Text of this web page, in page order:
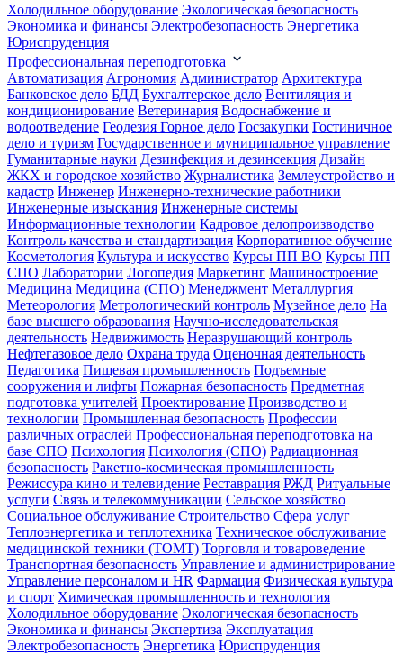
Холодильное оборудование Экологическая безопасность
Экономика и финансы Электробезопасность Энергетика
Юриспруденция
Профессиональная переподготовка
Автоматизация Агрономия Администратор Архитектура
Банковское дело БДД Бухгалтерское дело Вентиляция и
кондиционирование Ветеринария Водоснабжение и
водоотведение Геодезия Горное дело Госзакупки Гостиничное
дело и туризм Государственное и муниципальное управление
Гуманитарные науки Дезинфекция и дезинсекция Дизайн
ЖКХ и городское хозяйство Журналистика Землеустройство и
кадастр Инженер Инженерно-технические работники
Инженерные изыскания Инженерные системы
Информационные технологии Кадровое делопроизводство
Контроль качества и стандартизация Корпоративное обучение
Косметология Культура и искусство Курсы ПП ВО Курсы ПП
СПО Лаборатории Логопедия Маркетинг Машиностроение
Медицина Медицина (СПО) Менеджмент Металлургия
Метеорология Метрологический контроль Музейное дело На
базе высшего образования Научно-исследовательская
деятельность Недвижимость Неразрушающий контроль
Нефтегазовое дело Охрана труда Оценочная деятельность
Педагогика Пищевая промышленность Подъемные
сооружения и лифты Пожарная безопасность Предметная
подготовка учителей Проектирование Производство и
технологии Промышленная безопасность Профессии
различных отраслей Профессиональная переподготовка на
базе СПО Психология Психология (СПО) Радиационная
безопасность Ракетно-космическая промышленность
Режиссура кино и телевидение Реставрация РЖД Ритуальные
услуги Связь и телекоммуникации Сельское хозяйство
Социальное обслуживание Строительство Сфера услуг
Теплоэнергетика и теплотехника Техническое обслуживание
медицинской техники (ТОМТ) Торговля и товароведение
Транспортная безопасность Управление и администрирование
Управление персоналом и HR Фармация Физическая культура
и спорт Химическая промышленность и технология
Холодильное оборудование Экологическая безопасность
Экономика и финансы Экспертиза Эксплуатация
Электробезопасность Энергетика Юриспруденция